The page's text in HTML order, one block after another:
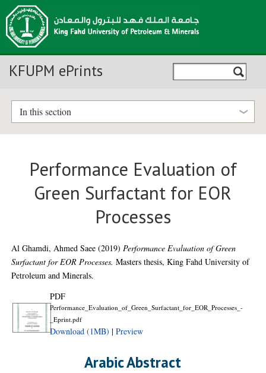
KFUPM ePrints
In this section
Performance Evaluation of
Green Surfactant for EOR
Processes
Al Ghamdi, Ahmed Saee (2019)Performance Evaluation of Green
Surfactant for EOR Processes. Masters thesis, King Fahd University of
Petroleum and Minerals.
PDF
Performance_Evaluation_of_Green_Surfactant_for_EOR_Processes_-
_Eprint.pdf
Download (1MB) |Preview
Arabic Abstract